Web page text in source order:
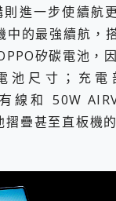
進一步使續航
中的最強續航，
矽碳電池，
池尺寸；充電
有線和 50W
摺疊甚至直板機